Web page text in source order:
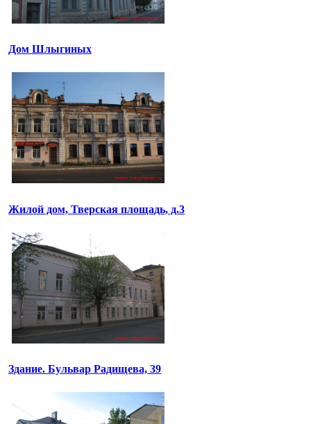
Дом Шлыгиных
Жилой дом, Тверская площадь, д.3
Здание. Бульвар Радищева, 39